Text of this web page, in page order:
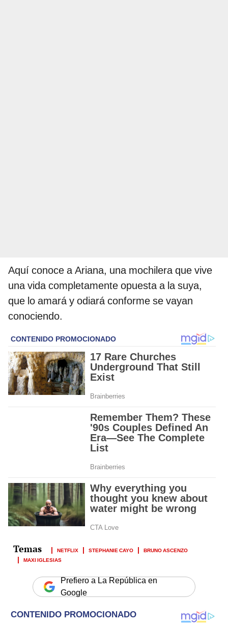
Aquí conoce a Ariana, una mochilera que vive
una vida completamente opuesta a la suya,
que lo amará y odiará conforme se vayan
conociendo.
NETFLIX STEPHANIE CAYO
BRUNO ASCENZO
MAXI IGLESIAS
Prefiero a La República en
Google